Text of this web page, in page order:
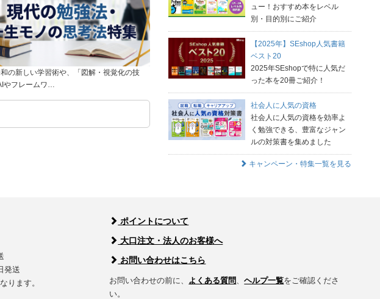
和の新しい学習術や、「図解・視覚化の技
やフレームワ…
ュー！おすすめ本をレベル
別・目的別にご紹介
【2025年】SEshop人気書籍
ベスト20
2025年SEshopで特に人気だ
った本を20冊ご紹介！
社会人に人気の資格
社会人に人気の資格を効率よ
く勉強できる、豊富なジャン
ルの対策書を集めました
キャンペーン・特集一覧を見る
発送
ります。
ポイントについて
大口注文・法人のお客様へ
お問い合わせはこちら
お問い合わせの前に、 よくある質問、ヘルプ一覧をご確認くださ
い。